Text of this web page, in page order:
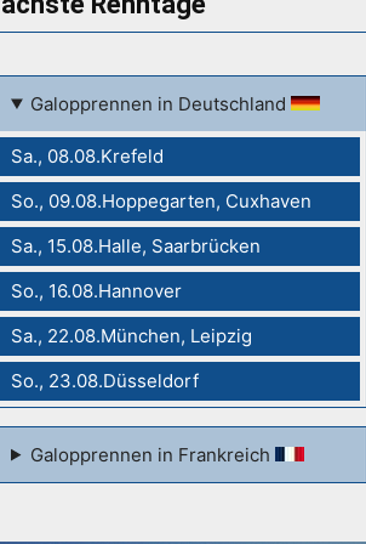
Galopprennen in Deutschland
Sa., 08.08.Krefeld
So., 09.08.Hoppegarten, Cuxhaven
Sa., 15.08.Halle, Saarbrücken
So., 16.08.Hannover
Sa., 22.08.München, Leipzig
So., 23.08.Düsseldorf
Galopprennen in Frankreich